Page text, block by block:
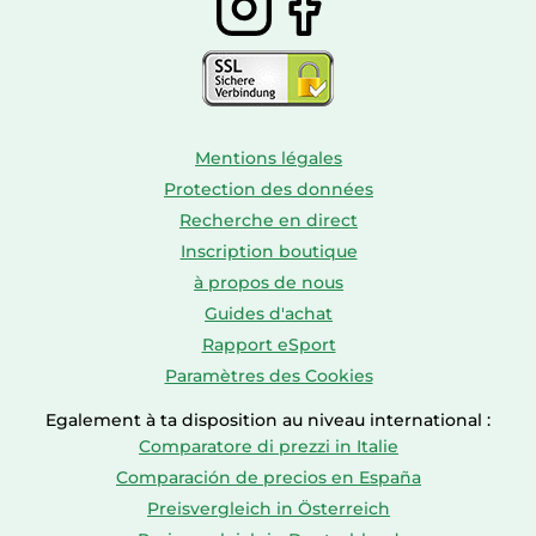
Mentions légales
Protection des données
Recherche en direct
Inscription boutique
à propos de nous
Guides d'achat
Rapport eSport
Paramètres des Cookies
Egalement à ta disposition au niveau international :
Comparatore di prezzi in Italie
Comparación de precios en España
Preisvergleich in Österreich